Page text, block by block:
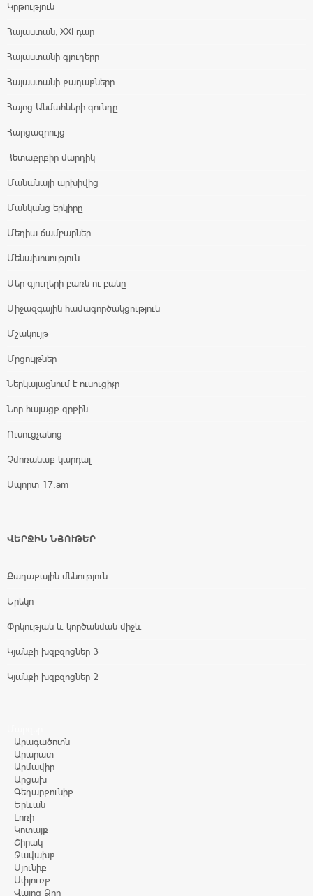
Կրթություն
Հայաստան, XXI դար
Հայաստանի գյուղերը
Հայաստանի քաղաքները
Հայոց Անմահների գունդը
Հարցազրույց
Հետաքրքիր մարդիկ
Մանանայի արխիվից
Մանկանց երկիրը
Մեդիա ճամբարներ
Մենախոսություն
Մեր գյուղերի բառն ու բանը
Միջազգային համագործակցություն
Մշակույթ
Մրցույթներ
Ներկայացնում է ուսուցիչը
Նոր հայացք գրքին
Ուսուցչանոց
Չմոռանաք կարդալ
Սպորտ 17.am
ՎԵՐՋԻՆ ՆՅՈՒԹԵՐ
Քաղաքային մենություն
Երեկո
Փրկության և կործանման միջև
Կյանքի խզբզոցներ 3
Կյանքի խզբզոցներ 2
Արագածոտն
Արարատ
Արմավիր
Արցախ
Գեղարքունիք
Երևան
Լոռի
Կոտայք
Շիրակ
Ջավախք
Սյունիք
Սփյուռք
Վայոց Ձոր